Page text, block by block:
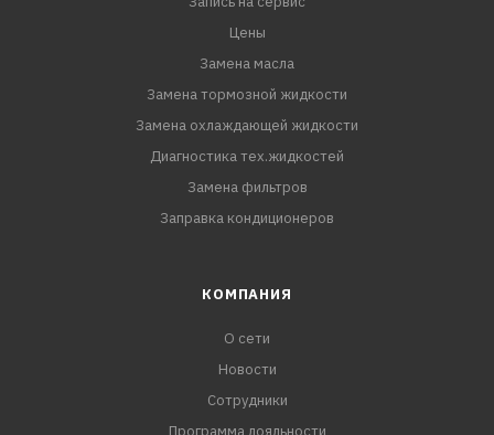
Цены
Замена масла
Замена тормозной жидкости
Замена охлаждающей жидкости
Диагностика тех.жидкостей
Замена фильтров
Заправка кондиционеров
КОМПАНИЯ
О сети
Новости
Сотрудники
Программа лояльности